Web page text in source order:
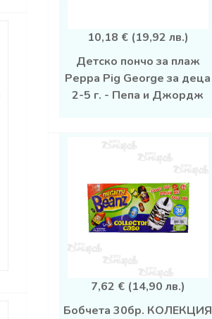
10,18 € (19,92 лв.)
Детско пончо за плаж
Peppa Pig George за деца
2-5 г. - Пепа и Джордж
7,62 € (14,90 лв.)
Бобчета 30бр. КОЛЕКЦИЯ